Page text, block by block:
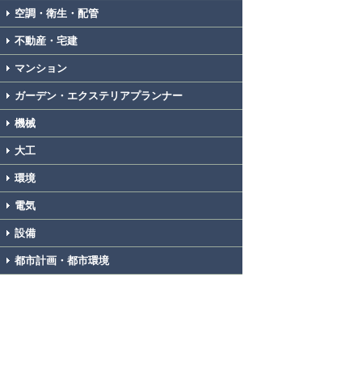
空調・衛生・配管
不動産・宅建
マンション
ガーデン・エクステリアプランナー
機械
大工
環境
電気
設備
都市計画・都市環境